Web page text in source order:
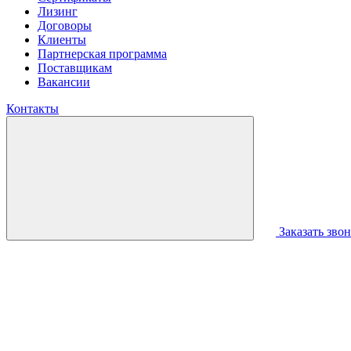
Лизинг
Договоры
Клиенты
Партнерская программа
Поставщикам
Вакансии
Контакты
Заказать